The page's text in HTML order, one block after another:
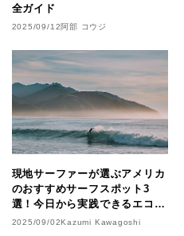
全ガイド
2025/09/12阿部 コウジ
現地サーファーが選ぶアメリカ
のおすすめサーフスポット3
選！今日から実践できるエコサ
ーフも紹介
2025/09/02Kazumi Kawagoshi